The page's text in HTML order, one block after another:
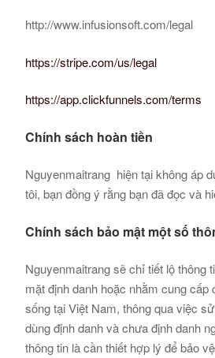
http://www.infusionsoft.com/legal
https://stripe.com/us/legal​
https://app.clickfunnels.com/terms
Chính sách hoàn tiền
Nguyenmaitrang hiện tại không áp
tôi, bạn đồng ý rằng bạn đã đọc và
Chính sách bảo mật một số
Nguyenmaitrang sẽ chỉ tiết lộ thông
mặt định danh hoặc nhằm cung
sống tại Việt Nam, thông qua việc
dùng định danh và chưa định danh
thông tin là cần thiết hợp lý để bảo